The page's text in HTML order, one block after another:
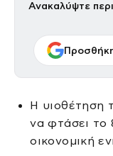
Ανακαλύψτε
Η υιοθέτηση
να φτάσει το
οικονομική